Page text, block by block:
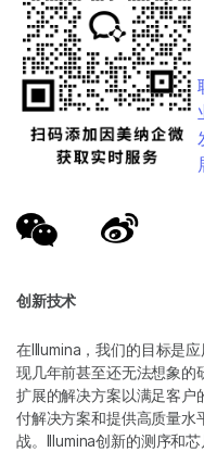
创新技术
在Illumina，我们的目标是
现几年前甚至还无法想象的
扩展的解决方案以满足客户
付解决方案和提供高质量水
战。Illumina创新的测序和